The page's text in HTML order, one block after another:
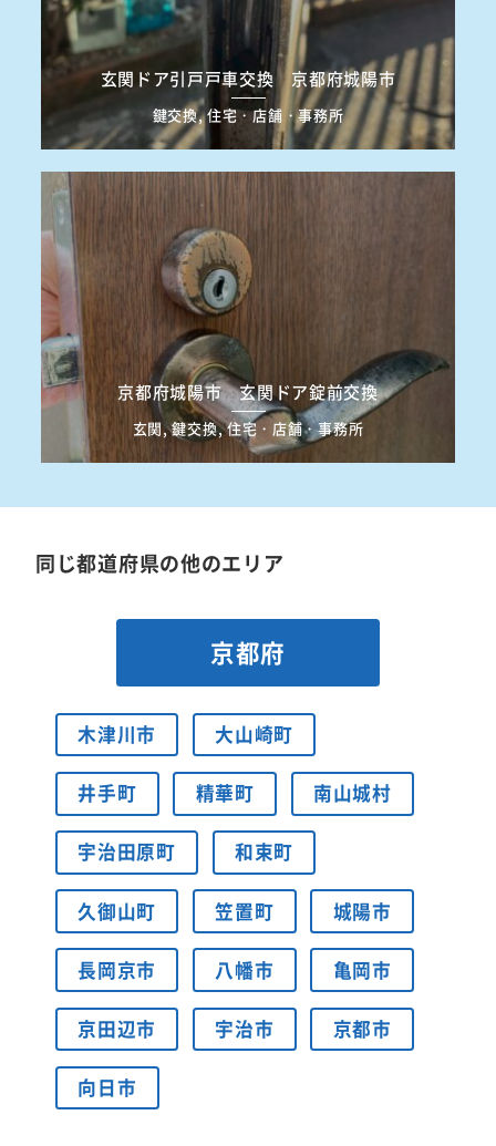
玄関ドア引戸戸車交換 京都府城陽市
鍵交換, 住宅・店舗・事務所
京都府城陽市 玄関ドア錠前交換
玄関, 鍵交換, 住宅・店舗・事務所
同じ都道府県の他のエリア
京都府
木津川市 大山崎町
井手町 精華町 南山城村
宇治田原町 和束町
久御山町 笠置町 城陽市
長岡京市 八幡市 亀岡市
京田辺市 宇治市 京都市
向日市